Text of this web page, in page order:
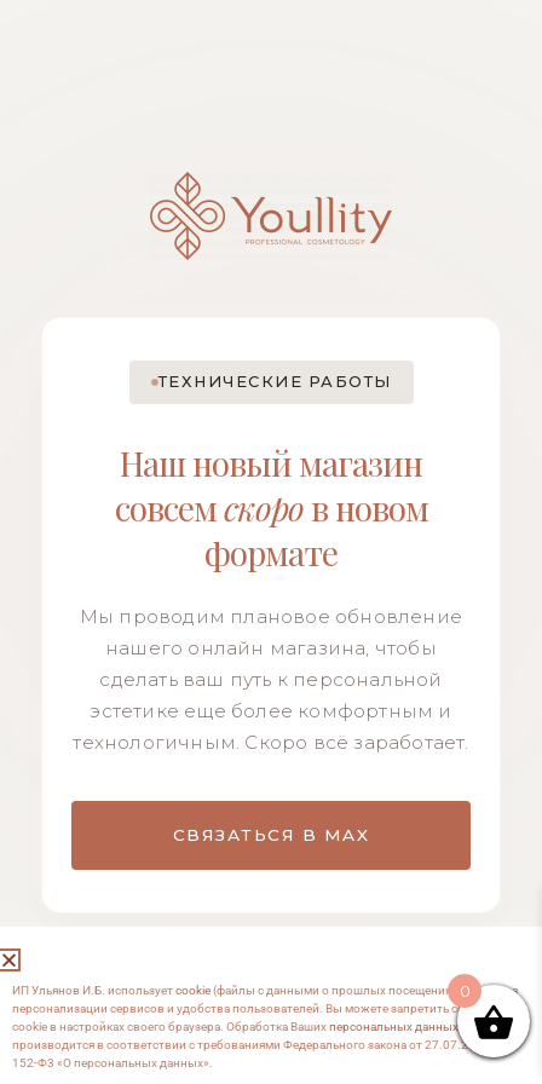
ТЕХНИЧЕСКИЕ РАБОТЫ
Наш новый магазин
совсемскоров новом
формате
Мы проводим плановое обновление
нашего онлайн магазина, чтобы
сделать ваш путь к персональной
эстетике еще более комфортным и
технологичным. Скоро всё заработает.
СВЯЗАТЬСЯ В MAX
0
ИП Ульянов И.Б. используетcookie(файлы с данными о прошлых посещениях сайта) для
персонализации сервисов и удобства пользователей. Вы можете запретить сохранение
cookie в настройках своего браузера. Обработка Вашихперсональных данных
производится в соответствии с требованиями Федерального закона от 27.07.2006 №
152-Ф3 «О персональных данных».